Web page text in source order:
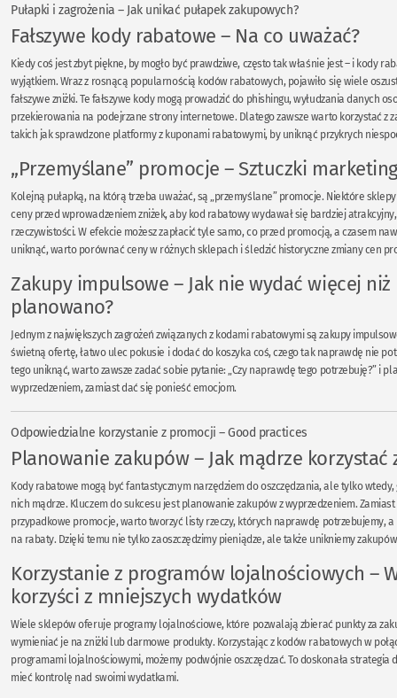
Pułapki i zagrożenia – Jak unikać pułapek zakupowych?
Fałszywe kody rabatowe – Na co uważać?
Kiedy coś jest zbyt piękne, by mogło być prawdziwe, często tak właśnie jest – i kody
wyjątkiem. Wraz z rosnącą popularnością kodów rabatowych, pojawiło się wiele
fałszywe zniżki. Te fałszywe kody mogą prowadzić do phishingu, wyłudzania danych
przekierowania na podejrzane strony internetowe. Dlatego zawsze warto korzystać z
takich jak sprawdzone platformy z kuponami rabatowymi, by uniknąć przykrych
„Przemyślane” promocje – Sztuczki
Kolejną pułapką, na którą trzeba uważać, są „przemyślane” promocje. Niektóre
ceny przed wprowadzeniem zniżek, aby kod rabatowy wydawał się bardziej
rzeczywistości. W efekcie możesz zapłacić tyle samo, co przed promocją, a czasem
uniknąć, warto porównać ceny w różnych sklepach i śledzić historyczne zmiany cen
Zakupy impulsowe – Jak nie wydać więcej niż
planowano?
Jednym z największych zagrożeń związanych z kodami rabatowymi są zakupy
świetną ofertę, łatwo ulec pokusie i dodać do koszyka coś, czego tak naprawdę nie
tego uniknąć, warto zawsze zadać sobie pytanie: „Czy naprawdę tego potrzebuję?” i
wyprzedzeniem, zamiast dać się ponieść emocjom.
Odpowiedzialne korzystanie z promocji – Good practices
Planowanie zakupów – Jak mądrze korzystać
Kody rabatowe mogą być fantastycznym narzędziem do oszczędzania, ale tylko wtedy,
nich mądrze. Kluczem do sukcesu jest planowanie zakupów z wyprzedzeniem. Zamiast
przypadkowe promocje, warto tworzyć listy rzeczy, których naprawdę potrzebujemy,
na rabaty. Dzięki temu nie tylko zaoszczędzimy pieniądze, ale także unikniemy
Korzystanie z programów lojalnościowych –
korzyści z mniejszych wydatków
Wiele sklepów oferuje programy lojalnościowe, które pozwalają zbierać punkty za
wymieniać je na zniżki lub darmowe produkty. Korzystając z kodów rabatowych w
programami lojalnościowymi, możemy podwójnie oszczędzać. To doskonała strategia
mieć kontrolę nad swoimi wydatkami.